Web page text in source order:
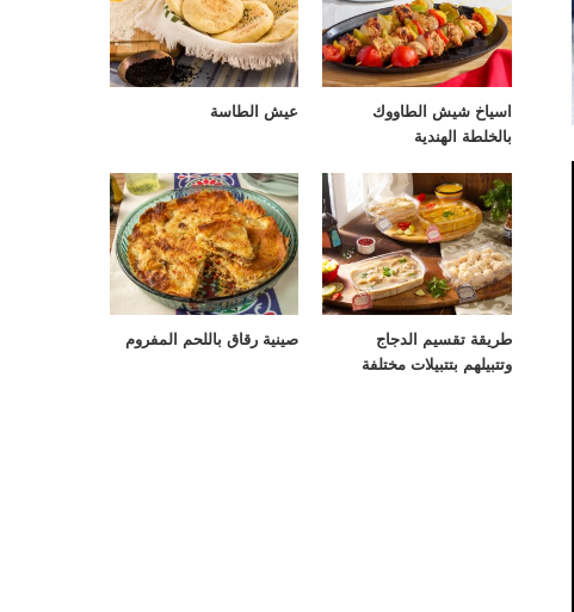
اسياخ شيش الطاووك
بالخلطة الهندية
عيش الطاسة
طريقة تقسيم الدجاج
وتتبيلهم بتتبيلات مختلفة
صينية رقاق باللحم المفروم